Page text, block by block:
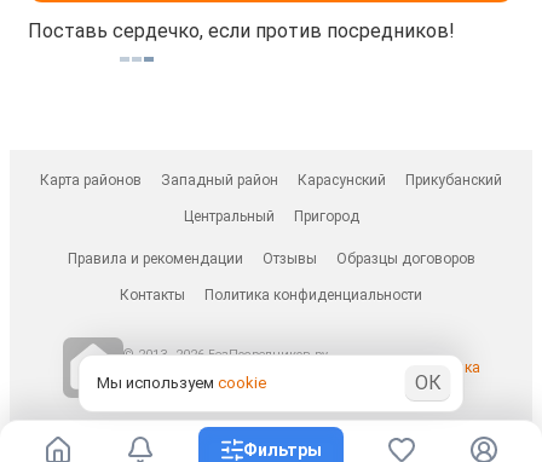
Поставь сердечко, если против посредников!
Карта районов Западный район Карасунский Прикубанский
Центральный Пригород
Правила и рекомендации Отзывы Образцы договоров
Контакты Политика конфиденциальности
© 2013–2026 БезПосредников.ру
БесПосредника.ру / besposrednika.ru
Фильтры
Мы используем cookie ОК